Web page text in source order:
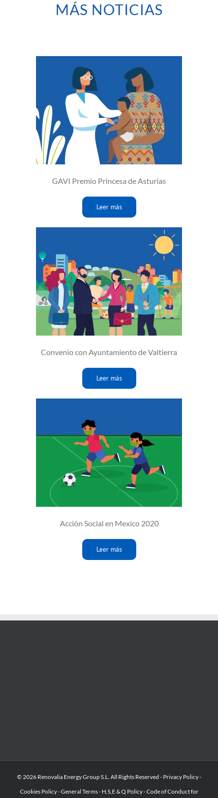
MÁS NOTICIAS
GAVI Premio Princesa de Asturias
Leer más
Convenio con Ayuntamiento de Valtierra
Leer más
Acción Social en Mexico 2020
Leer más
© 2026 Renovalia Energy Group S.L. All Rights Reserved - Privacy Policy-
Cookies Policy-General Terms- H,S,E & Q Policy-Code of Conduct for